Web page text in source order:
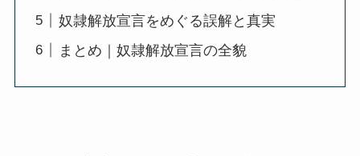
奴隷解放宣言をめぐる誤解と真実
まとめ｜奴隷解放宣言の全貌